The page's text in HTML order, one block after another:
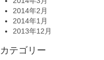
2014年2月
2014年1月
2013年12月
カテゴリー